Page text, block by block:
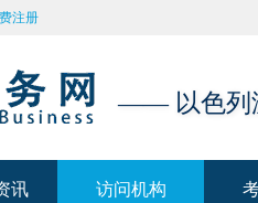
注册
—— 以色列
讯 访问机构